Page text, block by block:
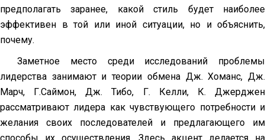
предполагать заранее, какой стиль будет наиболее
эффективен в той или иной ситуации, но и объяснить,
почему.
Заметное место среди исследований проблемы
лидерства занимают и теории обмена Дж. Хоманс, Дж.
Марч, Г.Саймон, Дж. Тибо, Г. Келли, К. Джерджен
рассматривают лидера как чувствующего потребности и
желания своих последователей и предлагающего им
способы их осуществления. Здесь акцент делается на